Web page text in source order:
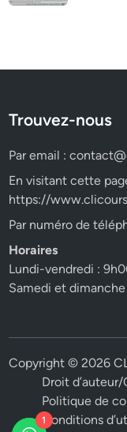
Trouvez-nous
Par email :
En visitant cette
https://
Par numéro de
Horaires
Lundi-vendredi :
Samedi et
Copyright © 2026
Droit
Politique de
Conditions
1